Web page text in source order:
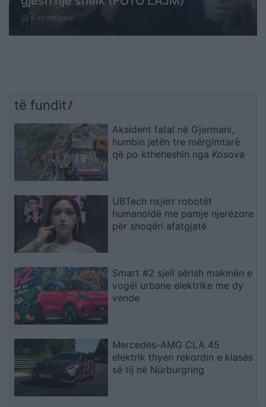
schedule 4 vit me parë
të fundit
Aksident fatal në Gjermani,
humbin jetën tre mërgimtarë
që po ktheheshin nga Kosova
UBTech nxjerr robotët
humanoidë me pamje njerëzore
për shoqëri afatgjatë
Smart #2 sjell sërish makinën e
vogël urbane elektrike me dy
vende
Mercedes-AMG CLA 45
elektrik thyen rekordin e klasës
së tij në Nürburgring